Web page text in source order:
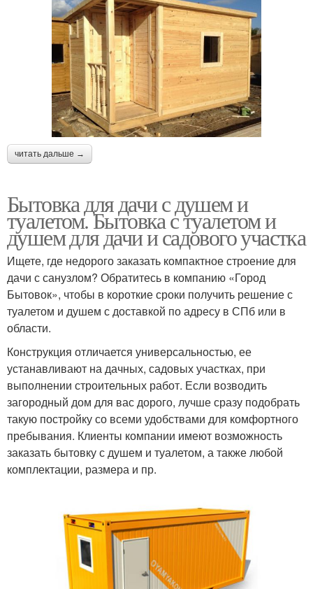
читать дальше →
Бытовка для дачи с душем и
туалетом. Бытовка с туалетом и
душем для дачи и садового участка
Ищете, где недорого заказать компактное строение для
дачи с санузлом? Обратитесь в компанию «Город
Бытовок», чтобы в короткие сроки получить решение с
туалетом и душем с доставкой по адресу в СПб или в
области.
Конструкция отличается универсальностью, ее
устанавливают на дачных, садовых участках, при
выполнении строительных работ. Если возводить
загородный дом для вас дорого, лучше сразу подобрать
такую постройку со всеми удобствами для комфортного
пребывания. Клиенты компании имеют возможность
заказать бытовку с душем и туалетом, а также любой
комплектации, размера и пр.